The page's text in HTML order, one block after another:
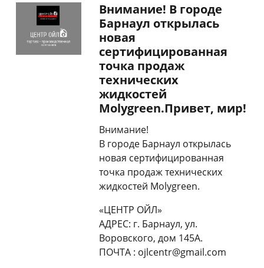
Внимание! В городе
Барнаул открылась
новая
сертифицированная
точка продаж
технических
жидкостей
Molygreen.Привет, мир!
Внимание!
В городе Барнаул открылась
новая сертифицированная
точка продаж технических
жидкостей Molygreen.
«ЦЕНТР ОЙЛ»
АДРЕС: г. Барнаул, ул.
Воровского, дом 145А.
ПОЧТА : ojlcentr@gmail.com